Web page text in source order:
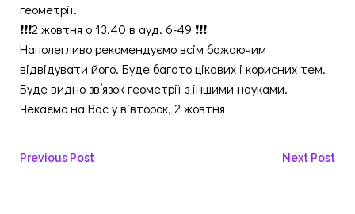
геометрії.
❗️❗️❗️2 жовтня о 13.40 в ауд. 6-49 ❗️❗️❗️
Наполегливо рекомендуємо всім бажаючим
відвідувати його. Буде багато цікавих і корисних тем.
Буде видно зв’язок геометрії з іншими науками.
Чекаємо на Вас у вівторок, 2 жовтня
Навігація
Previous Post
Навігація
Next Post